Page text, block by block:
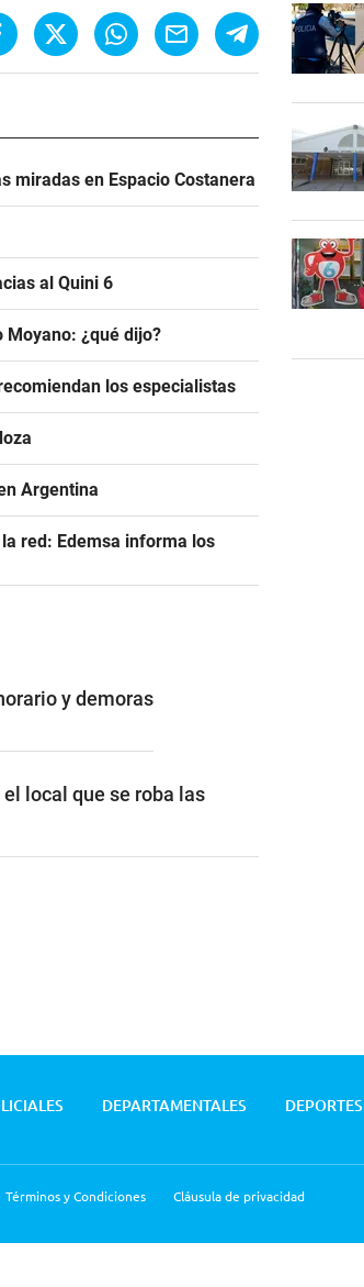
miradas en Espacio Costanera
al Quini 6
Moyano: ¿qué dijo?
los especialistas
Argentina
red: Edemsa informa los
y demoras
local que se roba las
DEPARTAMENTALES DEPORTES
Términos y Condiciones Cláusula de privacidad